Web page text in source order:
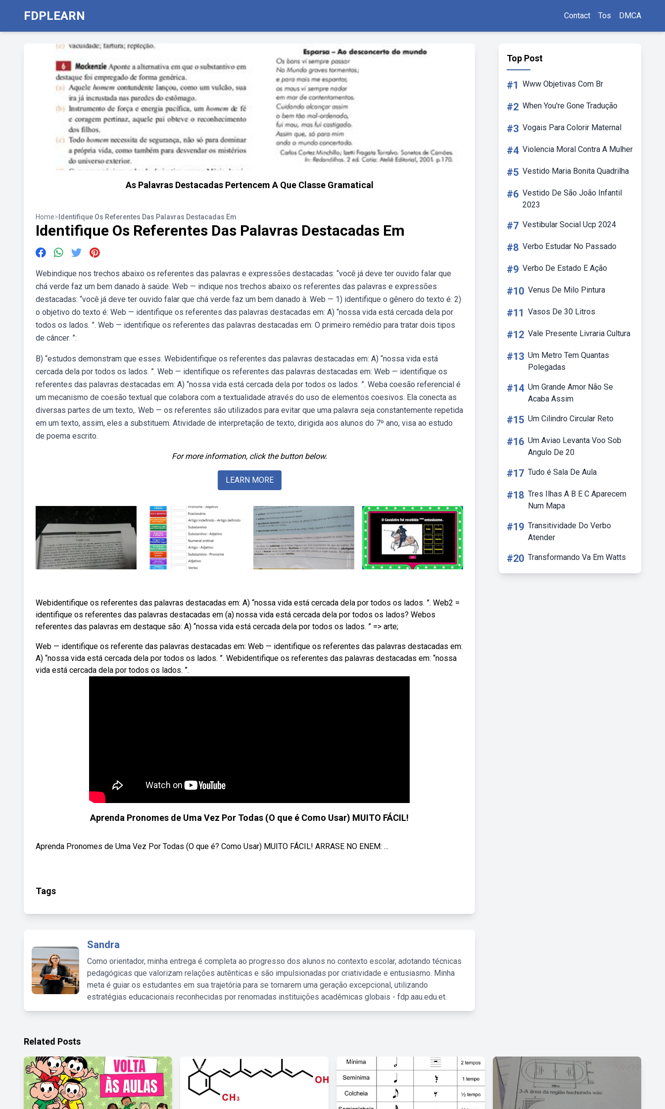
FDPLEARN Contact Tos DMCA
As Palavras Destacadas Pertencem A Que Classe Gramatical
Home> Identifique Os Referentes Das Palavras Destacadas Em
Identifique Os Referentes Das Palavras Destacadas Em
Webindique nos trechos abaixo os referentes das palavras e expressões destacadas: “você já deve ter ouvido falar que
chá verde faz um bem danado à saúde. Web — indique nos trechos abaixo os referentes das palavras e expressões
destacadas: “você já deve ter ouvido falar que chá verde faz um bem danado à. Web — 1) identifique o gênero do texto é: 2)
o objetivo do texto é: Web — identifique os referentes das palavras destacadas em: A) “nossa vida está cercada dela por
todos os lados. ”. Web — identifique os referentes das palavras destacadas em: O primeiro remédio para tratar dois tipos
de câncer. ”:
B) “estudos demonstram que esses. Webidentifique os referentes das palavras destacadas em: A) “nossa vida está
cercada dela por todos os lados. ”. Web — identifique os referentes das palavras destacadas em: Web — identifique os
referentes das palavras destacadas em: A) “nossa vida está cercada dela por todos os lados. ”. Weba coesão referencial é
um mecanismo de coesão textual que colabora com a textualidade através do uso de elementos coesivos. Ela conecta as
diversas partes de um texto,. Web — os referentes são utilizados para evitar que uma palavra seja constantemente repetida
em um texto, assim, eles a substituem. Atividade de interpretação de texto, dirigida aos alunos do 7º ano, visa ao estudo
de poema escrito.
For more information, click the button below.
LEARN MORE
Webidentifique os referentes das palavras destacadas em: A) “nossa vida está cercada dela por todos os lados. ”. Web2 =
identifique os referentes das palavras destacadas em (a) nossa vida está cercada dela por todos os lados? Webos
referentes das palavras em destaque são: A) “nossa vida está cercada dela por todos os lados. ” => arte;
Web — identifique os referente das palavras destacadas em: Web — identifique os referentes das palavras destacadas em:
A) “nossa vida está cercada dela por todos os lados. ”. Webidentifique os referentes das palavras destacadas em: “nossa
vida está cercada dela por todos os lados. ”.
Aprenda Pronomes de Uma Vez Por Todas (O que é Como Usar) MUITO FÁCIL!
Aprenda Pronomes de Uma Vez Por Todas (O que é? Como Usar) MUITO FÁCIL! ARRASE NO ENEM: ...
Tags
Sandra
Como orientador, minha entrega é completa ao progresso dos alunos no contexto escolar, adotando técnicas
pedagógicas que valorizam relações autênticas e são impulsionadas por criatividade e entusiasmo. Minha
meta é guiar os estudantes em sua trajetória para se tornarem uma geração excepcional, utilizando
estratégias educacionais reconhecidas por renomadas instituições acadêmicas globais - fdp.aau.edu.et.
Top Post
#1 Www Objetivas Com Br
#2 When You're Gone Tradução
#3 Vogais Para Colorir Maternal
#4 Violencia Moral Contra A Mulher
#5 Vestido Maria Bonita Quadrilha
#6 Vestido De São João Infantil
2023
#7 Vestibular Social Ucp 2024
#8 Verbo Estudar No Passado
#9 Verbo De Estado E Ação
#10 Venus De Milo Pintura
#11 Vasos De 30 Litros
#12 Vale Presente Livraria Cultura
#13 Um Metro Tem Quantas
Polegadas
#14 Um Grande Amor Não Se
Acaba Assim
#15 Um Cilindro Circular Reto
#16 Um Aviao Levanta Voo Sob
Angulo De 20
#17 Tudo é Sala De Aula
#18 Tres Ilhas A B E C Aparecem
Num Mapa
#19 Transitividade Do Verbo
Atender
#20 Transformando Va Em Watts
Related Posts